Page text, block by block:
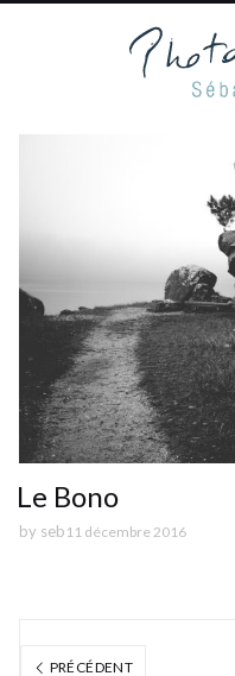
Le Bono
by seb 11 décembre 2016
PRÉCÉDENT